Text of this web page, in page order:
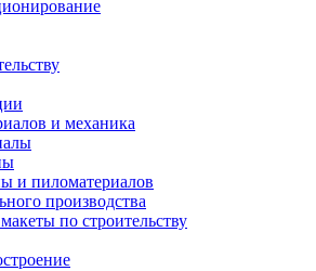
и механика
и пиломатериалов
производства
по строительству